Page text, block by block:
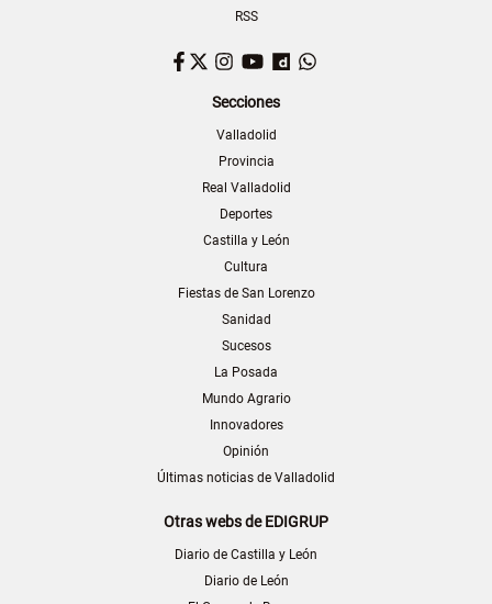
RSS
Facebook
TwitterInstagram
YouTubeDailymotion
Secciones
Valladolid
Provincia
Real Valladolid
Deportes
Castilla y León
Cultura
Fiestas de San Lorenzo
Sanidad
Sucesos
La Posada
Mundo Agrario
Innovadores
Opinión
Últimas noticias de Valladolid
Otras webs de EDIGRUP
Diario de Castilla y León
Diario de León